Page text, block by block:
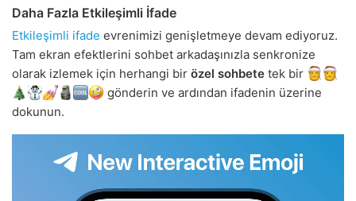
Daha Fazla Etkileşimli İfade
Etkileşimli ifade evrenimizi genişletmeye devam ediyoruz.
Tam ekran efektlerini sohbet arkadaşınızla senkronize
olarak izlemek için herhangi bir özel sohbete tek bir
gönderin ve ardından ifadenin üzerine
dokunun.